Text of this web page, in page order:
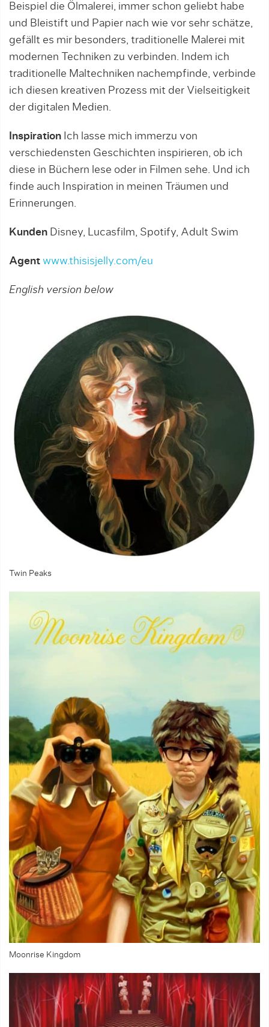
Beispiel die Ölmalerei, immer schon geliebt habe
und Bleistift und Papier nach wie vor sehr schätze,
gefällt es mir besonders, traditionelle Malerei mit
modernen Techniken zu verbinden. Indem ich
traditionelle Maltechniken nachempfinde, verbinde
ich diesen kreativen Prozess mit der Vielseitigkeit
der digitalen Medien.
Inspiration Ich lasse mich immerzu von
verschiedensten Geschichten inspirieren, ob ich
diese in Büchern lese oder in Filmen sehe. Und ich
finde auch Inspiration in meinen Träumen und
Erinnerungen.
Kunden Disney, Lucasfilm, Spotify, Adult Swim
Agent www.thisisjelly.com/eu
English version below
Twin Peaks
Moonrise Kingdom